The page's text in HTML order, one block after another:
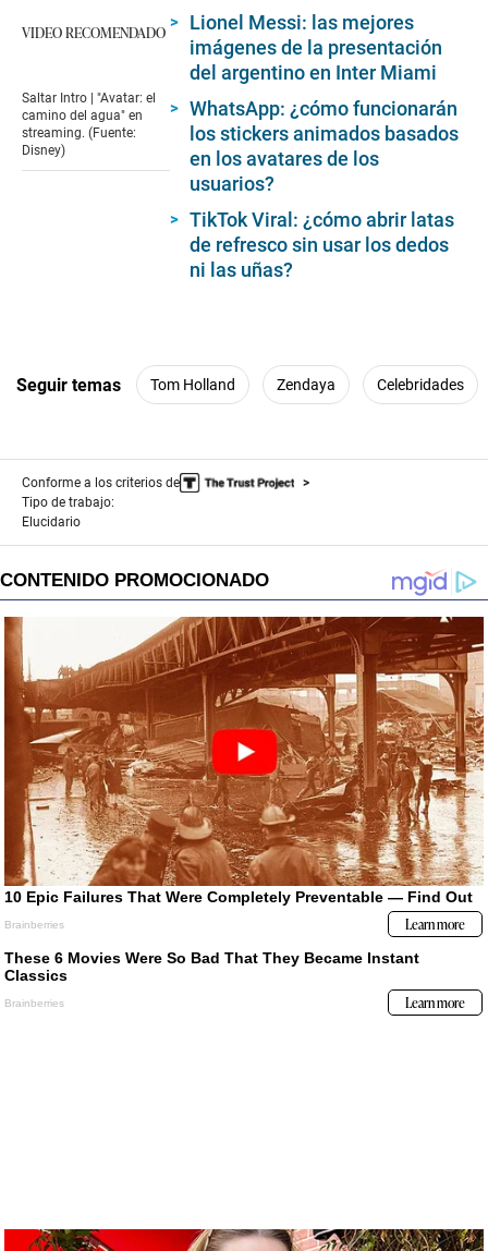
VIDEO RECOMENDADO
Saltar Intro | "Avatar: el
camino del agua" en
streaming. (Fuente:
Disney)
Lionel Messi: las mejores
imágenes de la presentación
del argentino en Inter Miami
WhatsApp: ¿cómo funcionarán
los stickers animados basados
en los avatares de los
usuarios?
TikTok Viral: ¿cómo abrir latas
de refresco sin usar los dedos
ni las uñas?
Seguir temas Tom Holland Zendaya Celebridades
Conforme a los criterios de
Tipo de trabajo:
Elucidario